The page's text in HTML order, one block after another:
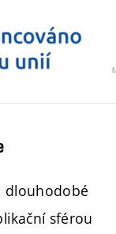
dlouhodobé
sférou